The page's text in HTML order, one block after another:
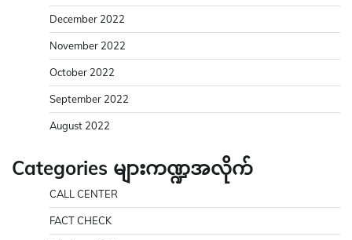
December 2022
November 2022
October 2022
September 2022
August 2022
Categories များကဏ္ဍအလိုက်
CALL CENTER
FACT CHECK